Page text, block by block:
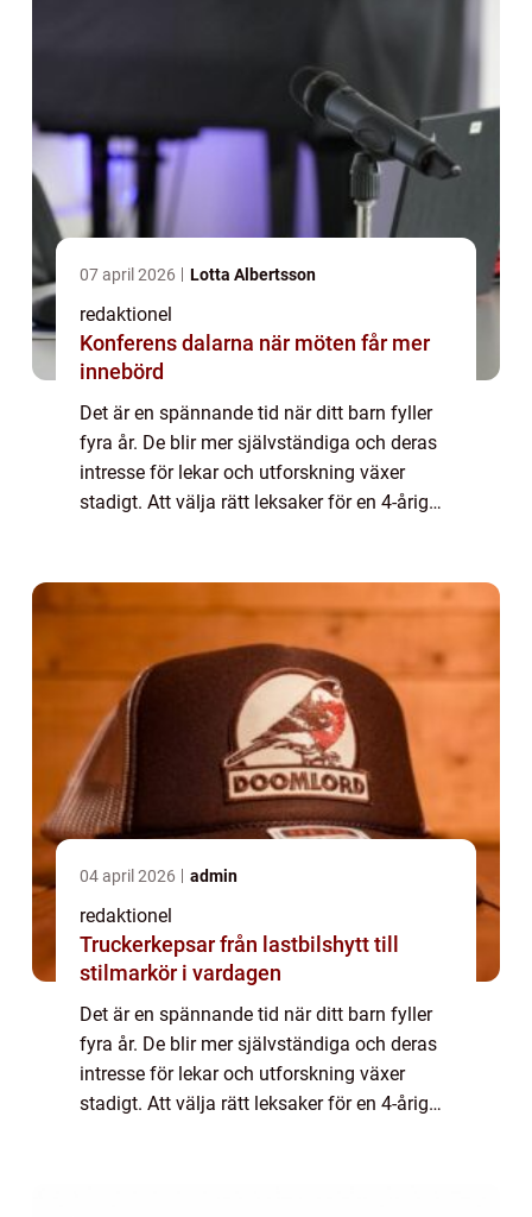
07 april 2026 Lotta Albertsson
redaktionel
Konferens dalarna när möten får mer
innebörd
Det är en spännande tid när ditt barn fyller
fyra år. De blir mer självständiga och deras
intresse för lekar och utforskning växer
stadigt. Att välja rätt leksaker för en 4-årig
04 april 2026 admin
redaktionel
Truckerkepsar från lastbilshytt till
stilmarkör i vardagen
Det är en spännande tid när ditt barn fyller
fyra år. De blir mer självständiga och deras
intresse för lekar och utforskning växer
stadigt. Att välja rätt leksaker för en 4-årig